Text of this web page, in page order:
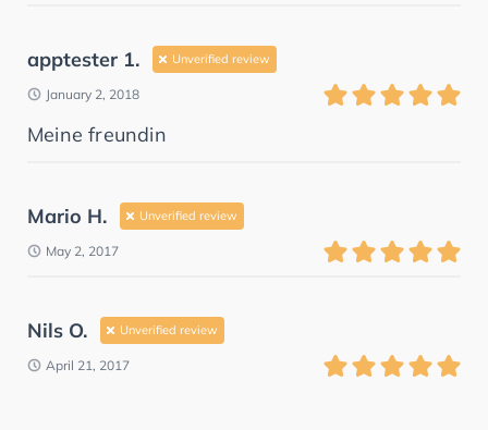
apptester 1. Unverified review
January 2, 2018
Meine freundin
Mario H. Unverified review
May 2, 2017
Nils O. Unverified review
April 21, 2017